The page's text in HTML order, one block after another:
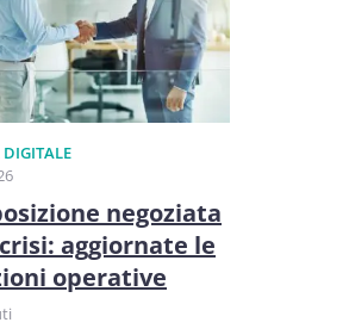
DIGITALE
negoziata
aggiornate le
operative